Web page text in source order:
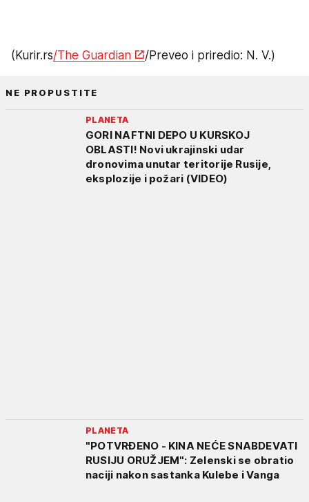
(Kurir.rs/The Guardian /Preveo i priredio: N. V.)
NE PROPUSTITE
PLANETA
GORI NAFTNI DEPO U KURSKOJ
OBLASTI! Novi ukrajinski udar
dronovima unutar teritorije Rusije,
eksplozije i požari (VIDEO)
PLANETA
"POTVRĐENO - KINA NEĆE SNABDEVATI
RUSIJU ORUŽJEM": Zelenski se obratio
naciji nakon sastanka Kulebe i Vanga